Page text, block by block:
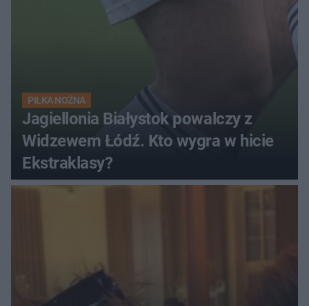
PIŁKA NOŻNA
Jagiellonia Białystok powalczy z
Widzewem Łódź. Kto wygra w hicie
Ekstraklasy?